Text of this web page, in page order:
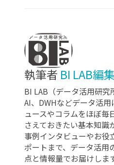
執筆者 BI LAB編
BI LAB（データ活用研究
AI、DWHなどデータ活
ュースやコラムをほぼ毎
さえておきたい基本知識
事例インタビューやお役
ポートまで、データ活用
点と情報量でお届けしま